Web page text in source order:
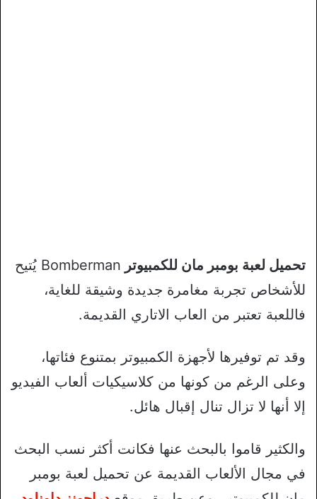
تحميل لعبة بومبر مان للكمبيوتر
Bomberman يُتيح
للأشخاص تجربة مغامرة جديدة وشيقة للغاية،
فاللعبة تعتبر من العاب الاتاري القديمة.
وقد تم توفيرها لأجهزة الكمبيوتر بمتنوع فئاتها،
وعلى الرغم من كونها من كلاسيكيات ألعاب الفيديو
إلا أنها لا تزال تنال إقبال هائل.
والكثير قاموا بالبحث عنها فكانت أكثر نسب البحث
في مجال الألعاب القديمة عن تحميل لعبة بومبر